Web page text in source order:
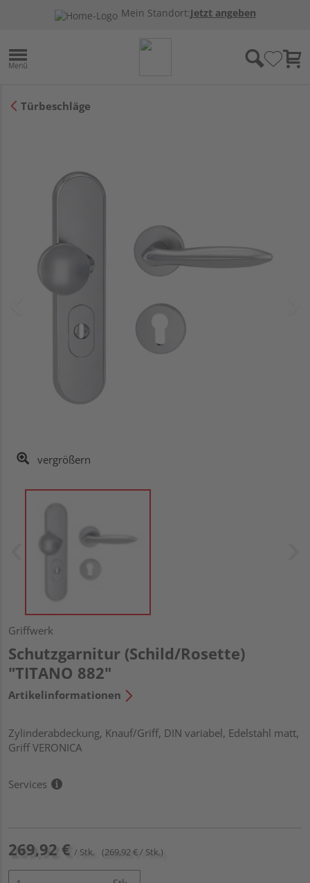
Mein Standort:Jetzt angeben
Türbeschläge
vergrößern
Griffwerk
Schutzgarnitur (Schild/Rosette)
"TITANO 882"
Artikelinformationen
Zylinderabdeckung, Knauf/Griff, DIN variabel, Edelstahl matt,
Griff VERONICA
Services
269,92 € / Stk. (269,92 € / Stk.)